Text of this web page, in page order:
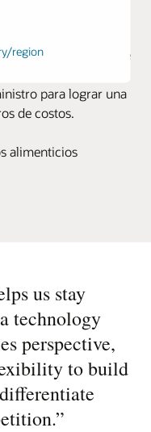
region
Cloud
implementa Oracle
para lograr una
de costos.
alimenticios
us stay
technology
perspective,
to build
”